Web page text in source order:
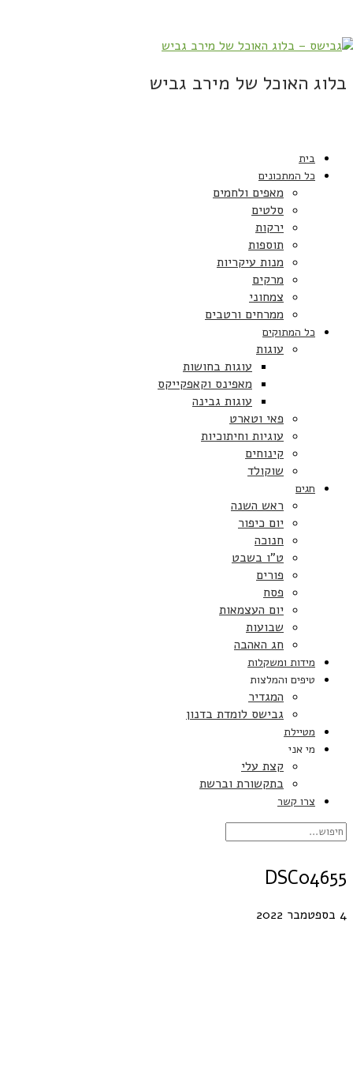
בלוג האוכל של מירב גביש
בית
כל המתכונים
מאפים ולחמים
סלטים
ירקות
תוספות
מנות עיקריות
מרקים
צמחוני
ממרחים ורטבים
כל המתוקים
עוגות
עוגות בחושות
מאפינס וקאפקייקס
עוגות גבינה
פאי וטארט
עוגיות וחיתוכיות
קינוחים
שוקולד
חגים
ראש השנה
יום כיפור
חנוכה
ט”ו בשבט
פורים
פסח
יום העצמאות
שבועות
חג האהבה
מידות ומשקלות
טיפים והמלצות
המגדיר
גבישס לומדת בדנון
מטיילת
מי אני
קצת עלי
בתקשורת וברשת
צרו קשר
DSC04655
4 בספטמבר 2022